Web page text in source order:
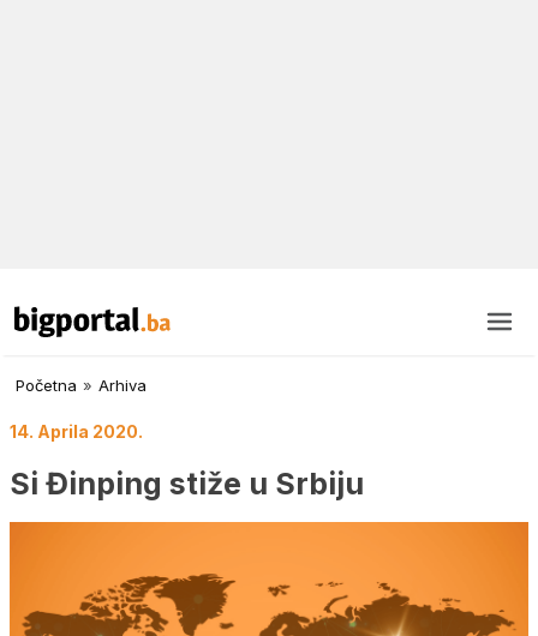
Početna » Arhiva
14. Aprila 2020.
Si Đinping stiže u Srbiju